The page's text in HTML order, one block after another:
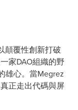
顛覆性創新打破
家DAO組織的野
雄心。當Megrez
正走出代碼與屏